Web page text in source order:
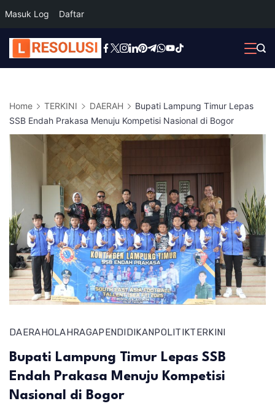
Masuk Log Daftar
Skip
to
Home TERKINI DAERAH
Bupati Lampung Timur Lepas
SSB Endah Prakasa Menuju Kompetisi Nasional di Bogor
DAERAHOLAHRAGAPENDIDIKANPOLITIKTERKINI
Bupati Lampung Timur Lepas SSB
Endah Prakasa Menuju Kompetisi
Nasional di Bogor